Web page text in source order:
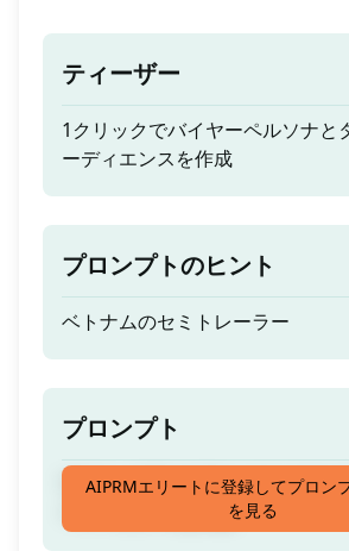
ティーザー
1クリックでバイヤーペルソナと
ーディエンスを作成
プロンプトのヒント
ベトナムのセミトレーラー
プロンプト
1クリックでバイヤーペルソナと
ーディエンスを作成
AIPRMエリートに登録してプロン
を見る